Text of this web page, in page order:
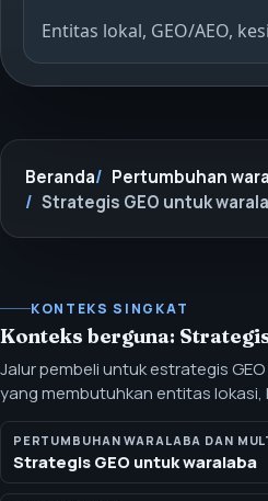
Entitas lokal, GEO/AEO,
Beranda
Pertumbuhan
Strategis GEO untuk
KONTEKS SINGKAT
Konteks berguna:
Jalur pembeli untuk estrategis
yang membutuhkan entitas
sistem konten lokal. Jalur ini
dengan visibilitas AI-search
fakta, halaman, profil, dan konteks
PERTUMBUHAN WARALABA DAN
Strategis GEO untuk waralaba